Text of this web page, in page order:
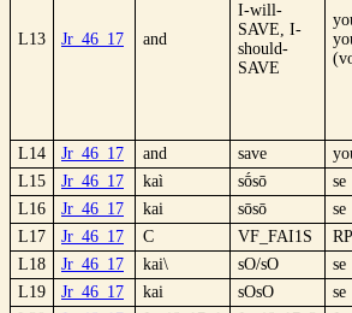
L13 Jr_46_17 and
I-will-
SAVE, I-
should-
SAVE
L14 Jr_46_17 and save
L15
Jr_46_17 kaì sṓsō se
L16
Jr_46_17 kai sōsō se
L17
Jr_46_17 C VF_FAI1S
L18
Jr_46_17 kai\ sO/sO se
L19
Jr_46_17 kai sOsO se